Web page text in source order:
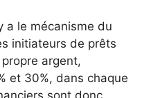
a le mécanisme du
initiateurs de prêts
argent,
et 30%, dans chaque
sont donc